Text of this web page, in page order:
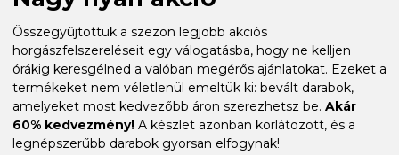
Összegyűjtöttük a szezon legjobb akciós
horgászfelszereléseit egy válogatásba, hogy ne kelljen
órákig keresgélned a valóban megérős ajánlatokat. Ezeket a
termékeket nem véletlenül emeltük ki: bevált darabok,
amelyeket most kedvezőbb áron szerezhetsz be. Akár
60% kedvezmény! A készlet azonban korlátozott, és a
legnépszerűbb darabok gyorsan elfogynak!